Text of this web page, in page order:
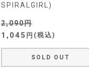
SPIRALGIRL)
2,090
1,045 税込
SOLD OUT